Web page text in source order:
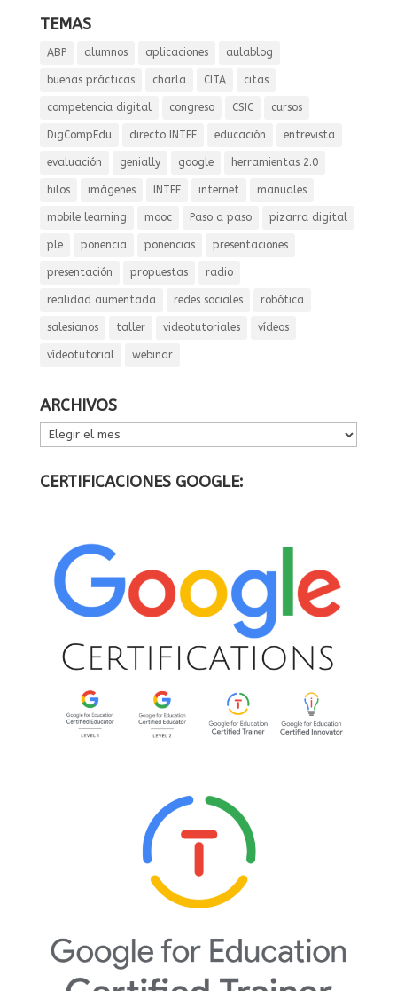
TEMAS
ABP alumnos aplicaciones aulablog
buenas prácticas charla CITA citas
competencia digital congreso CSIC cursos
DigCompEdu directo INTEF educación entrevista
evaluación genially google herramientas 2.0
hilos imágenes INTEF internet manuales
mobile learning mooc Paso a paso pizarra digital
ple ponencia ponencias presentaciones
presentación propuestas radio
realidad aumentada redes sociales robótica
salesianos taller videotutoriales vídeos
vídeotutorial webinar
ARCHIVOS
ARCHIVOS
CERTIFICACIONES GOOGLE: